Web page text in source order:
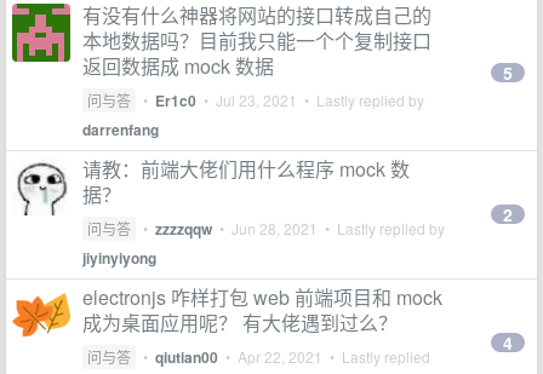
有没有什么神器将网站的接口转成自己的
本地数据吗？目前我只能一个个复制接口
返回数据成 mock 数据
问与答 • Er1c0 • Jul 23, 2021 • Lastly replied by
darrenfang
5
请教：前端大佬们用什么程序 mock 数
据？
问与答 • zzzzqqw • Jun 28, 2021 • Lastly replied by
jiyinyiyong
2
electronjs 咋样打包 web 前端项目和 mock
成为桌面应用呢？ 有大佬遇到过么？
问与答 • qiutian00 • Apr 22, 2021 • Lastly replied
4